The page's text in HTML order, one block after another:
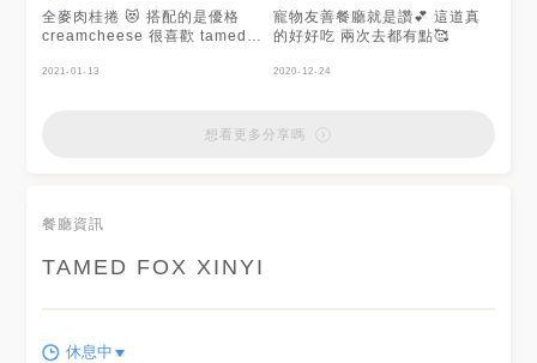
全麥肉桂捲 😻 搭配的是優格
creamcheese 很喜歡 tamed
不喜歡任何奶油乳酪醬的 沒想
2021-01-13
寵物友善餐廳就是讚💕 這道真
的好好吃 兩次去都有點🥰
2020-12-24
想看更多分享嗎
餐廳資訊
TAMED FOX XINYI
休息中